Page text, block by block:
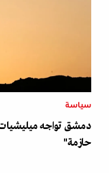
سياسة
دمشق تواجه ميليشيات
حازمة"